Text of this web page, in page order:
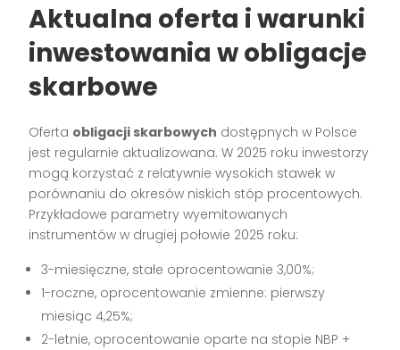
Aktualna oferta i warunki
inwestowania w obligacje
skarbowe
Oferta obligacji skarbowych dostępnych w Polsce
jest regularnie aktualizowana. W 2025 roku inwestorzy
mogą korzystać z relatywnie wysokich stawek w
porównaniu do okresów niskich stóp procentowych.
Przykładowe parametry wyemitowanych
instrumentów w drugiej połowie 2025 roku:
3-miesięczne, stałe oprocentowanie 3,00%;
1-roczne, oprocentowanie zmienne: pierwszy
miesiąc 4,25%;
2-letnie, oprocentowanie oparte na stopie NBP +